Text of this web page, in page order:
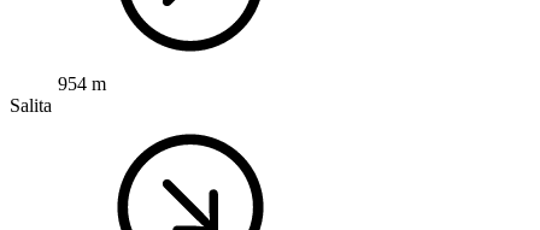
954 m
Salita